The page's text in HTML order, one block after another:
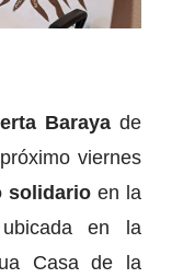
Baraya de
viernes
solidarioen la
en la
Casa de la